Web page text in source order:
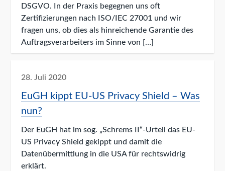
DSGVO. In der Praxis begegnen uns oft
Zertifizierungen nach ISO/IEC 27001 und wir
fragen uns, ob dies als hinreichende Garantie des
Auftragsverarbeiters im Sinne von […]
28. Juli 2020
EuGH kippt EU-US Privacy Shield – Was
nun?
Der EuGH hat im sog. „Schrems II“-Urteil das EU-
US Privacy Shield gekippt und damit die
Datenübermittlung in die USA für rechtswidrig
erklärt.